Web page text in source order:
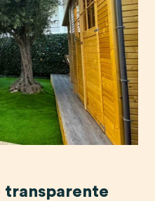
transparente